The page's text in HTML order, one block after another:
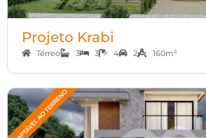
Projeto Krabi
Térreo 3 3 4 2 160m²